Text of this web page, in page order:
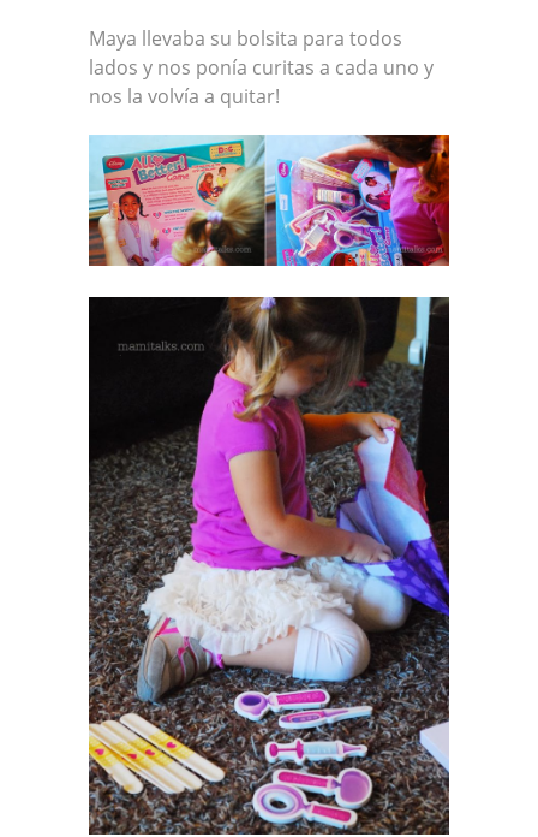
Maya llevaba su bolsita para todos
lados y nos ponía curitas a cada uno y
nos la volvía a quitar!